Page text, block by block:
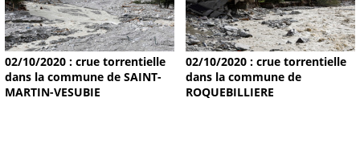
02/10/2020 : crue torrentielle
dans la commune de SAINT-
MARTIN-VESUBIE
02/10/2020 : crue torrentielle
dans la commune de
ROQUEBILLIERE